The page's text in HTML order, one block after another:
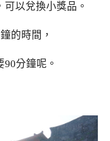
以兌換小獎品。
的時間，
分鐘呢。